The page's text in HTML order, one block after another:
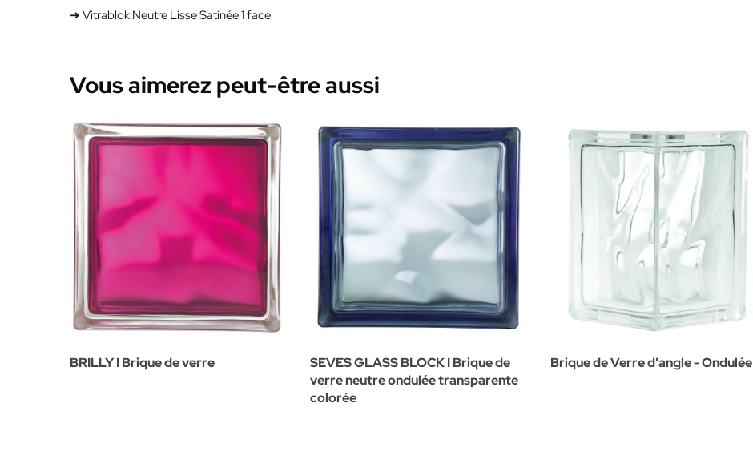
➜ Vitrablok Neutre Lisse Satinée 1 face
Vous aimerez peut-être aussi
BRILLY I Brique de verre
SEVES GLASS BLOCK I Brique de
verre neutre ondulée transparente
colorée
Brique de Verre d'angle - Ondulée